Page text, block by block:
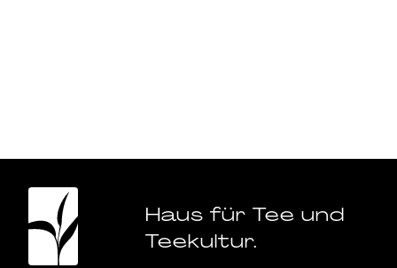
Haus für Tee und
Teekultur.